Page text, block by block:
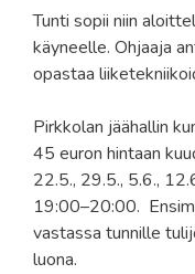
Tunti sopii niin
käyneelle. Ohjaaja
opastaa
Pirkkolan jäähallin
45 euron hintaan
22.5., 29.5., 5.6.,
19:00–20:00.
vastassa tunnille
luona.